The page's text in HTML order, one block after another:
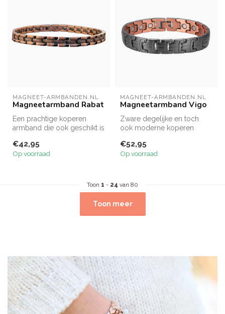
MAGNEET-ARMBANDEN.NL
Magneetarmband Rabat
Een prachtige koperen
armband die ook geschikt is
dragen.
€42,95
Op voorraad
MAGNEET-ARMBANDEN.NL
Magneetarmband Vigo
Zware degelijke en toch
ook moderne koperen
topkwaliteit en e...
€52,95
Op voorraad
Toon 1 - 24 van 80
Toon meer